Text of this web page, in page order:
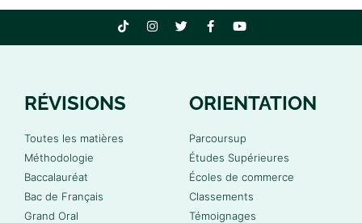
RÉVISIONS
Toutes les matières
Méthodologie
Baccalauréat
Bac de Français
Grand Oral
ORIENTATION
Parcoursup
Études Supérieures
Écoles de commerce
Classements
Témoignages